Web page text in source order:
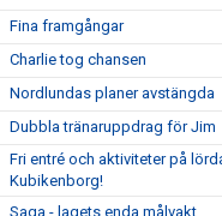
Fina framgångar
Charlie tog chansen
Nordlundas planer avstängda
Dubbla tränaruppdrag för Jim
Fri entré och aktiviteter på
Kubikenborg!
Saga - lagets enda målvakt